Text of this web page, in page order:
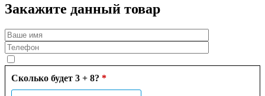
Закажите данный товар
Сколько будет 3 + 8? *